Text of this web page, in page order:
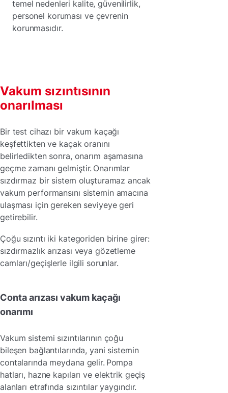
temel nedenleri kalite, güvenilirlik,
personel koruması ve çevrenin
korunmasıdır.
Vakum sızıntısının
onarılması
Bir test cihazı bir vakum kaçağı
keşfettikten ve kaçak oranını
belirledikten sonra, onarım aşamasına
geçme zamanı gelmiştir. Onarımlar
sızdırmaz bir sistem oluşturamaz ancak
vakum performansını sistemin amacına
ulaşması için gereken seviyeye geri
getirebilir.
Çoğu sızıntı iki kategoriden birine girer:
sızdırmazlık arızası veya gözetleme
camları/geçişlerle ilgili sorunlar.
Conta arızası vakum kaçağı
onarımı
Vakum sistemi sızıntılarının çoğu
bileşen bağlantılarında, yani sistemin
contalarında meydana gelir. Pompa
hatları, hazne kapıları ve elektrik geçiş
alanları etrafında sızıntılar yaygındır.